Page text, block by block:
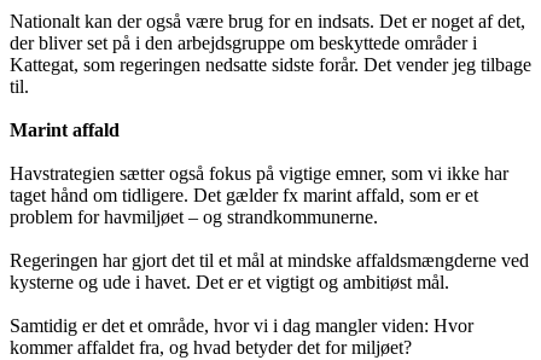
Nationalt kan der også være brug for en indsats. Det er noget af det,
der bliver set på i den arbejdsgruppe om beskyttede områder i
Kattegat, som regeringen nedsatte sidste forår. Det vender jeg tilbage
til.
Marint affald
Havstrategien sætter også fokus på vigtige emner, som vi ikke har
taget hånd om tidligere. Det gælder fx marint affald, som er et
problem for havmiljøet – og strandkommunerne.
Regeringen har gjort det til et mål at mindske affaldsmængderne ved
kysterne og ude i havet. Det er et vigtigt og ambitiøst mål.
Samtidig er det et område, hvor vi i dag mangler viden: Hvor
kommer affaldet fra, og hvad betyder det for miljøet?